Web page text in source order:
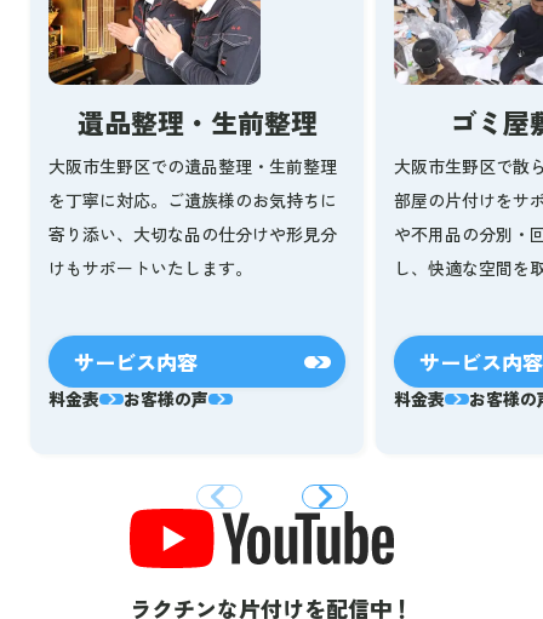
遺品整理・生前整理
大阪市生野区での遺品整理・生前整理
を丁寧に対応。ご遺族様のお気持ちに
寄り添い、大切な品の仕分けや形見分
けもサポートいたします。
サービス内容
料金表 お客様の声
ゴミ屋
大阪市生野区で散
部屋の片付けをサ
や不用品の分別・
し、快適な空間を
サービス内容
料金表 お客様の
ラクチンな片付けを配信中！